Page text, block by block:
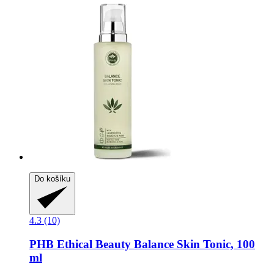
Do košíku
4.3 (10)
PHB Ethical Beauty Balance Skin Tonic, 100
ml